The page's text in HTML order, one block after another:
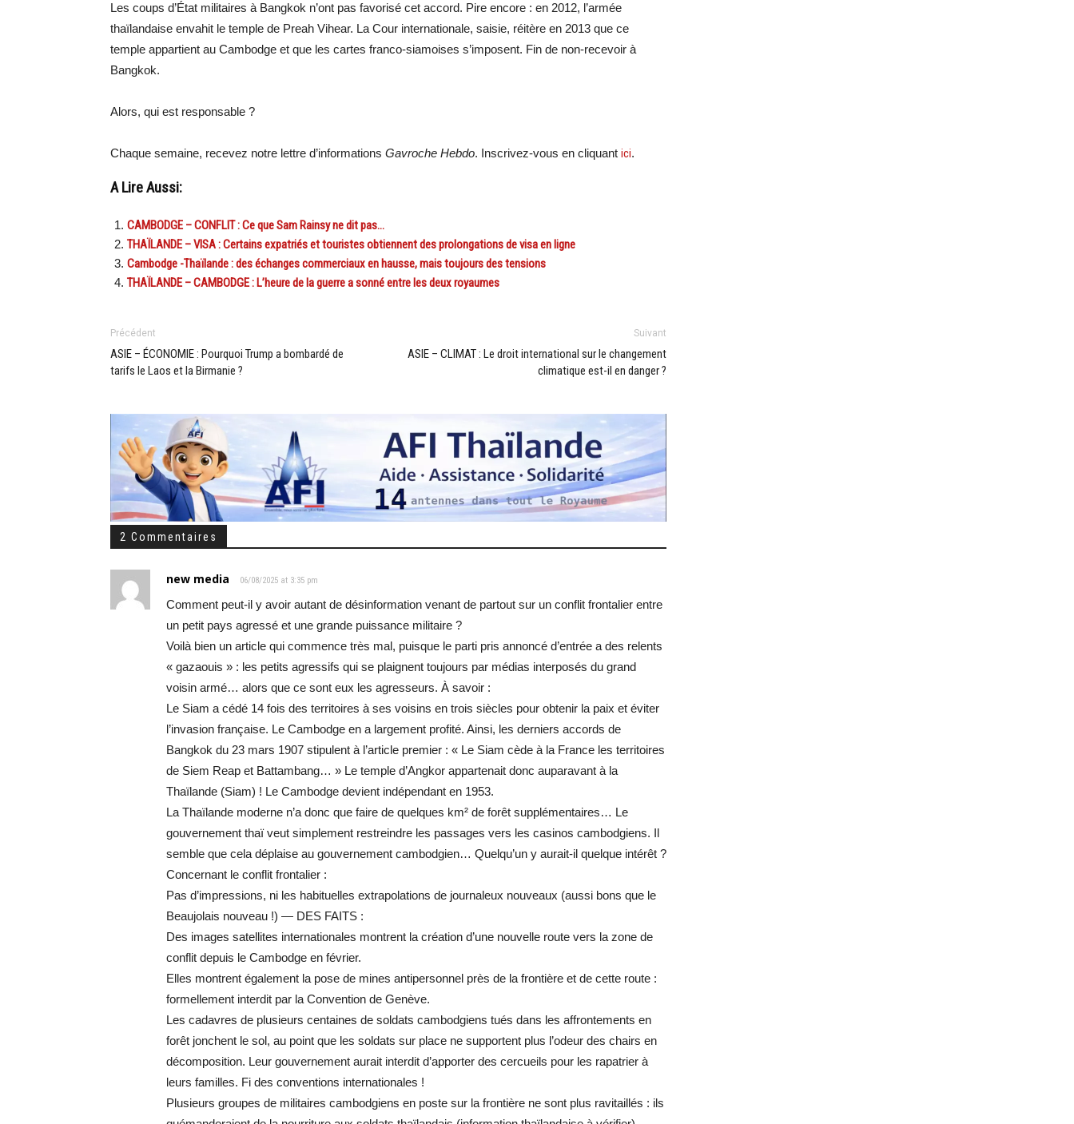
Les coups d’État militaires à Bangkok n’ont pas favorisé cet accord. Pire encore : en 2012, l’armée
thaïlandaise envahit le temple de Preah Vihear. La Cour internationale, saisie, réitère en 2013 que ce
temple appartient au Cambodge et que les cartes franco-siamoises s’imposent. Fin de non-recevoir à
Bangkok.
Alors, qui est responsable ?
Chaque semaine, recevez notre lettre d’informations Gavroche Hebdo. Inscrivez-vous en cliquant ici.
A Lire Aussi:
CAMBODGE – CONFLIT : Ce que Sam Rainsy ne dit pas…
THAÏLANDE – VISA : Certains expatriés et touristes obtiennent des prolongations de visa en ligne
Cambodge -Thaïlande : des échanges commerciaux en hausse, mais toujours des tensions
THAÏLANDE – CAMBODGE : L’heure de la guerre a sonné entre les deux royaumes
Précédent
ASIE – ÉCONOMIE : Pourquoi Trump a bombardé de
tarifs le Laos et la Birmanie ?
Suivant
ASIE – CLIMAT : Le droit international sur le changement
climatique est-il en danger ?
2 Commentaires
new media 06/08/2025 at 3:35 pm
Comment peut-il y avoir autant de désinformation venant de partout sur un conflit frontalier entre
un petit pays agressé et une grande puissance militaire ?
Voilà bien un article qui commence très mal, puisque le parti pris annoncé d’entrée a des relents
« gazaouis » : les petits agressifs qui se plaignent toujours par médias interposés du grand
voisin armé… alors que ce sont eux les agresseurs. À savoir :
Le Siam a cédé 14 fois des territoires à ses voisins en trois siècles pour obtenir la paix et éviter
l’invasion française. Le Cambodge en a largement profité. Ainsi, les derniers accords de
Bangkok du 23 mars 1907 stipulent à l’article premier : « Le Siam cède à la France les territoires
de Siem Reap et Battambang… » Le temple d’Angkor appartenait donc auparavant à la
Thaïlande (Siam) ! Le Cambodge devient indépendant en 1953.
La Thaïlande moderne n’a donc que faire de quelques km² de forêt supplémentaires… Le
gouvernement thaï veut simplement restreindre les passages vers les casinos cambodgiens. Il
semble que cela déplaise au gouvernement cambodgien… Quelqu’un y aurait-il quelque intérêt ?
Concernant le conflit frontalier :
Pas d’impressions, ni les habituelles extrapolations de journaleux nouveaux (aussi bons que le
Beaujolais nouveau !) — DES FAITS :
Des images satellites internationales montrent la création d’une nouvelle route vers la zone de
conflit depuis le Cambodge en février.
Elles montrent également la pose de mines antipersonnel près de la frontière et de cette route :
formellement interdit par la Convention de Genève.
Les cadavres de plusieurs centaines de soldats cambodgiens tués dans les affrontements en
forêt jonchent le sol, au point que les soldats sur place ne supportent plus l’odeur des chairs en
décomposition. Leur gouvernement aurait interdit d’apporter des cercueils pour les rapatrier à
leurs familles. Fi des conventions internationales !
Plusieurs groupes de militaires cambodgiens en poste sur la frontière ne sont plus ravitaillés : ils